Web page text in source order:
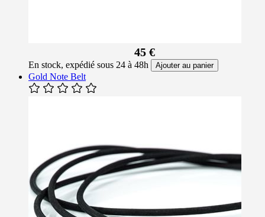
45 €
En stock, expédié sous 24 à 48h Ajouter au panier
Gold Note Belt